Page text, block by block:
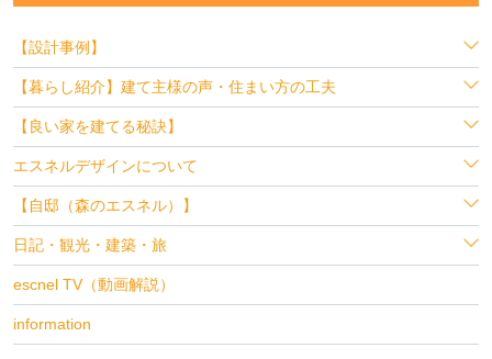
【設計事例】
【暮らし紹介】建て主様の声・住まい方の工夫
【良い家を建てる秘訣】
エスネルデザインについて
【自邸（森のエスネル）】
日記・観光・建築・旅
escnel TV（動画解説）
information